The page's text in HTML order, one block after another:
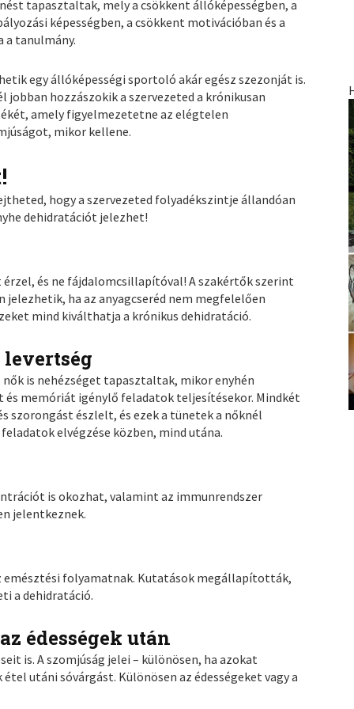
tapasztaltak, mely a csökkent állóképességben, a
képességben, a csökkent motivációban és a
a tanulmány.
egy állóképességi sportoló akár egész szezonját is.
hozzászokik a szervezeted a krónikusan
amely figyelmezetetne az elégtelen
mikor kellene.
hogy a szervezeted folyadékszintje állandóan
dehidratációt jelezhet!
és ne fájdalomcsillapítóval! A szakértők szerint
ha az anyagcseréd nem megfelelően
mind kiválthatja a krónikus dehidratáció.
is nehézséget tapasztaltak, mikor enyhén
memóriát igénylő feladatok teljesítésekor. Mindkét
észlelt, és ezek a tünetek a nőknél
elvégzése közben, mind utána.
is okozhat, valamint az immunrendszer
jelentkeznek.
emésztési folyamatnak. Kutatások megállapították,
a dehidratáció.
édességek után
is. A szomjúság jelei – különösen, ha azokat
utáni sóvárgást. Különösen az édességeket vagy a